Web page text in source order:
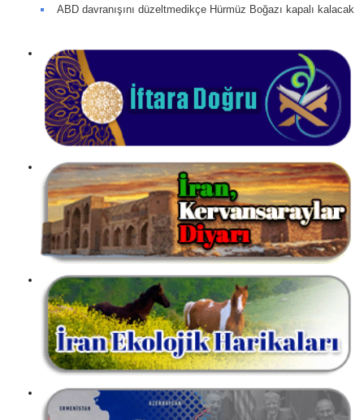
ABD davranışını düzeltmedikçe Hürmüz Boğazı kapalı kalacak